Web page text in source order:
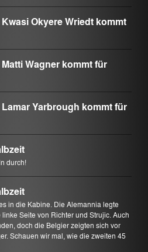
Okyere Wriedt kommt
Wagner kommt für
Yarbrough kommt für
durch!
in die Kabine. Die Alemannia legte
Seite von Richter und Strujic. Auch
doch die Belgier zeigten sich vor
Schauen wir mal, wie die zweiten 45